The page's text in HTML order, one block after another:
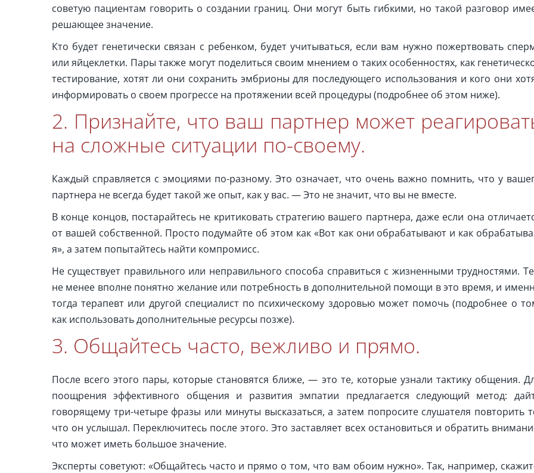
советую пациентам говорить о создании границ. Они могут быть гибкими, но такой разговор
решающее значение.
Кто будет генетически связан с ребенком, будет учитываться, если вам нужно пожертвовать
или яйцеклетки. Пары также могут поделиться своим мнением о таких особенностях, как
тестирование, хотят ли они сохранить эмбрионы для последующего использования и кого они
информировать о своем прогрессе на протяжении всей процедуры (подробнее об этом ниже).
2. Признайте, что ваш партнер может
на сложные ситуации по-своему.
Каждый справляется с эмоциями по-разному. Это означает, что очень важно помнить, что у
партнера не всегда будет такой же опыт, как у вас. — Это не значит, что вы не вместе.
В конце концов, постарайтесь не критиковать стратегию вашего партнера, даже если она
от вашей собственной. Просто подумайте об этом как «Вот как они обрабатывают и как
я», а затем попытайтесь найти компромисс.
Не существует правильного или неправильного способа справиться с жизненными трудностями.
не менее вполне понятно желание или потребность в дополнительной помощи в это время, и
тогда терапевт или другой специалист по психическому здоровью может помочь (подробнее о
как использовать дополнительные ресурсы позже).
3. Общайтесь часто, вежливо и прямо.
После всего этого пары, которые становятся ближе, — это те, которые узнали тактику общения.
поощрения эффективного общения и развития эмпатии предлагается следующий метод:
говорящему три-четыре фразы или минуты высказаться, а затем попросите слушателя повторить
что он услышал. Переключитесь после этого. Это заставляет всех остановиться и обратить
что может иметь большое значение.
Эксперты советуют: «Общайтесь часто и прямо о том, что вам обоим нужно». Так, например,